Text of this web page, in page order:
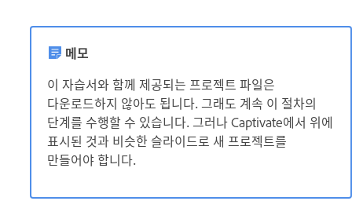
메모
이 자습서와 함께 제공되는 프로젝트 파일은
다운로드하지 않아도 됩니다. 그래도 계속 이 절차의
단계를 수행할 수 있습니다. 그러나 Captivate에서 위에
표시된 것과 비슷한 슬라이드로 새 프로젝트를
만들어야 합니다.